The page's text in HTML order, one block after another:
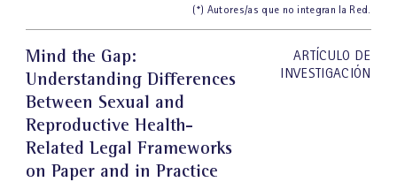
(*) Autores/as que no integran la Red.
Mind the Gap:
Understanding Differences
Between Sexual and
Reproductive Health-
Related Legal Frameworks
on Paper and in Practice
ARTÍCULO DE
INVESTIGACIÓN